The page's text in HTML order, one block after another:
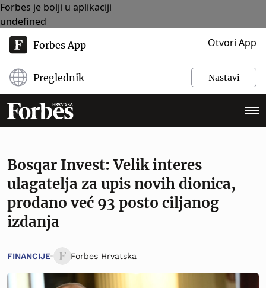
Forbes je bolji u aplikaciji
undefined
Forbes App Otvori App
Preglednik Nastavi
Bosqar Invest: Velik interes
ulagatelja za upis novih dionica,
prodano već 93 posto ciljanog
izdanja
FINANCIJE Forbes Hrvatska